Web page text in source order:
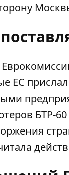
ЕС
БТР-